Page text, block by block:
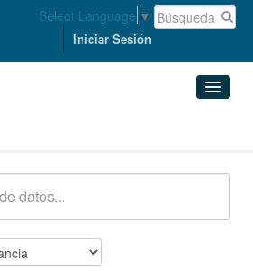
Select Language ▼
Iniciar Sesión